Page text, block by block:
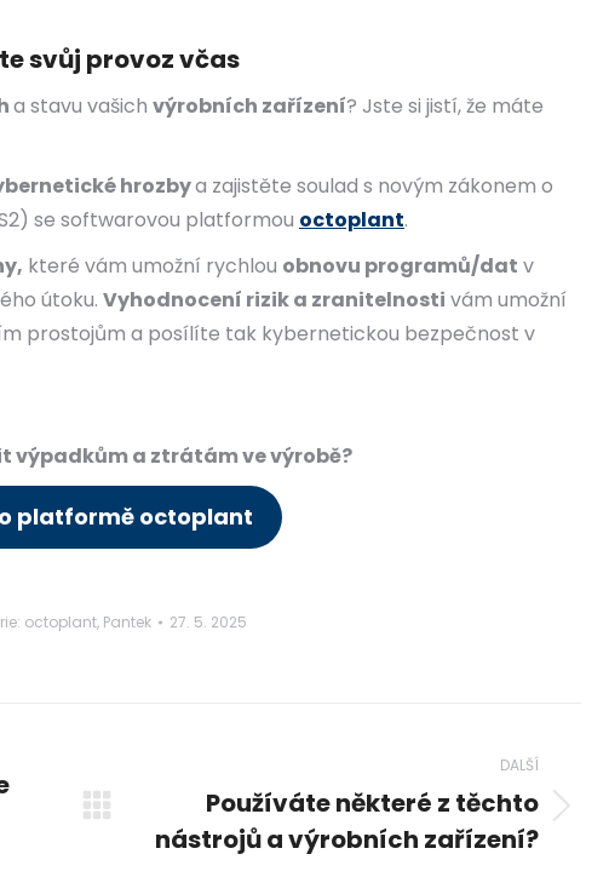
svůj provoz včas
a stavu vašich výrobních zařízení? Jste si jistí, že máte
hrozbya zajistěte soulad s novým zákonem o
se softwarovou platformou octoplant.
které vám umožní rychlou obnovu programů/dat v
útoku. Vyhodnocení rizik a zranitelnosti vám umožní
prostojům a posílíte tak kybernetickou bezpečnost v
výpadkům a ztrátám ve výrobě?
platformě octoplant
octoplant, Pantek 27. 5. 2025
DALŠÍ
post:
Používáte některé z těchto
nástrojů a výrobních zařízení?